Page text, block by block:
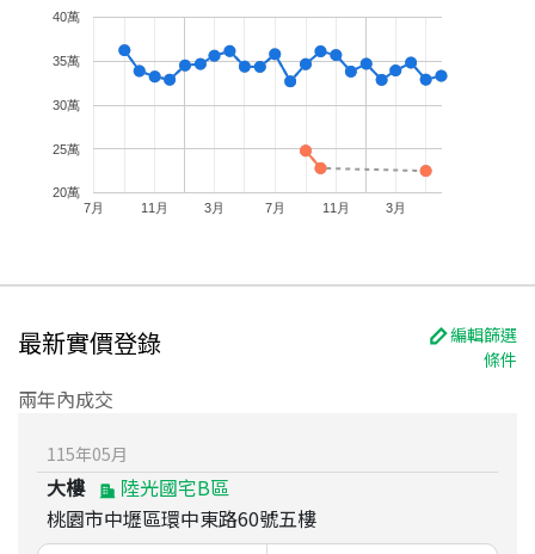
7月 11月 3月 7月 11月 3月
20萬
25萬
30萬
35萬
40萬
最新實價登錄
編輯篩選
條件
兩年內成交
115年05月
大樓
陸光國宅B區
桃園市中壢區環中東路60號五樓